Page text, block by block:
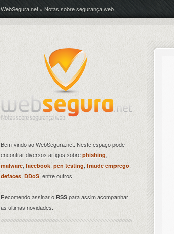
WebSegura.net » Notas sobre segurança web
Bem-vindo ao WebSegura.net. Neste espaço pode
encontrar diversos artigos sobre phishing,
malware, facebook, pen testing, fraude emprego,
defaces DDoS, entre outros.
Recomendo assinar o RSS para assim acompanhar
as últimas novidades.